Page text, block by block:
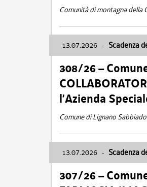
Comunità di montagna della
13.07.2026 - Scadenza
308/26 –
l’Azienda
Comune di Lignano
13.07.2026 - Scadenza
307/26 –